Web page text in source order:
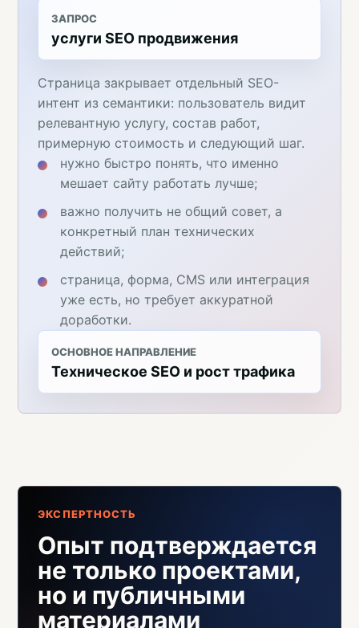
ЗАПРОС
услуги SEO продвижения
Страница закрывает отдельный SEO-
интент из семантики: пользователь видит
релевантную услугу, состав работ,
примерную стоимость и следующий шаг.
нужно быстро понять, что именно
мешает сайту работать лучше;
важно получить не общий совет, а
конкретный план технических
действий;
страница, форма, CMS или интеграция
уже есть, но требует аккуратной
доработки.
ОСНОВНОЕ НАПРАВЛЕНИЕ
Техническое SEO и рост трафика
ЭКСПЕРТНОСТЬ
Опыт подтверждается
не только проектами,
но и публичными
материалами